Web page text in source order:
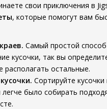
свои приключения в
, которые помогут вам
Самый простой
кусочки, так вы
располагать остальные.
Сортируйте кусочки
было собирать